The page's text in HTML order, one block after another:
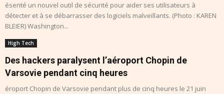
ésenté un nouvel outil de sécurité pour aider ses utilisateurs à
détecter et à se débarrasser des logiciels malveillants. (Photo : KAREN
BLEIER) Washington...
High Tech
Des hackers paralysent l’aéroport Chopin de
Varsovie pendant cinq heures
éroport Chopin de Varsovie pendant plus de cinq heures le 21 juin